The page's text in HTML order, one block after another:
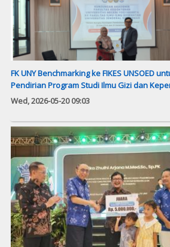
FK UNY Benchmarking ke FIKES UNSOED
Pendirian Program Studi Ilmu Gizi dan
Wed, 2026-05-20 09:03